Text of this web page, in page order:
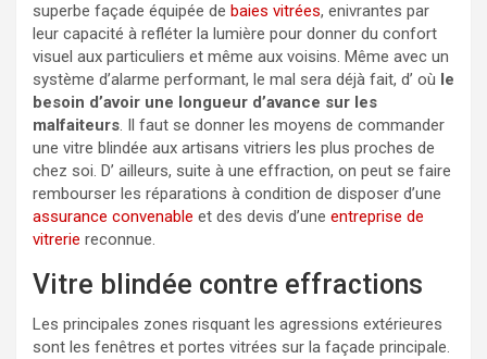
superbe façade équipée de baies vitrées, enivrantes par
leur capacité à refléter la lumière pour donner du confort
visuel aux particuliers et même aux voisins. Même avec un
système d’alarme performant, le mal sera déjà fait, d’ où le
besoin d’avoir une longueur d’avance sur les
malfaiteurs. Il faut se donner les moyens de commander
une vitre blindée aux artisans vitriers les plus proches de
chez soi. D’ ailleurs, suite à une effraction, on peut se faire
rembourser les réparations à condition de disposer d’une
assurance convenable et des devis d’une entreprise de
vitrerie reconnue.
Vitre blindée contre effractions
Les principales zones risquant les agressions extérieures
sont les fenêtres et portes vitrées sur la façade principale.